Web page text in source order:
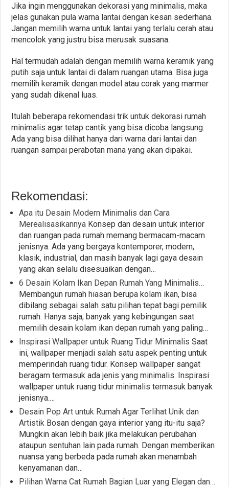
Jika ingin menggunakan dekorasi yang minimalis, maka
jelas gunakan pula warna lantai dengan kesan sederhana.
Jangan memilih warna untuk lantai yang terlalu cerah atau
mencolok yang justru bisa merusak suasana.
Hal termudah adalah dengan memilih warna keramik yang
putih saja untuk lantai di dalam ruangan utama. Bisa juga
memilih keramik dengan model atau corak yang marmer
yang sudah dikenal luas.
Itulah beberapa rekomendasi trik untuk dekorasi rumah
minimalis agar tetap cantik yang bisa dicoba langsung.
Ada yang bisa dilihat hanya dari warna dari lantai dan
ruangan sampai perabotan mana yang akan dipakai.
Rekomendasi:
Apa itu Desain Modern Minimalis dan Cara
Merealisasikannya Konsep dan desain untuk interior
dan ruangan pada rumah memang bermacam-macam
jenisnya. Ada yang bergaya kontemporer, modern,
klasik, industrial, dan masih banyak lagi gaya desain
yang akan selalu disesuaikan dengan…
6 Desain Kolam Ikan Depan Rumah Yang Minimalis…
Membangun rumah hiasan berupa kolam ikan, bisa
dibilang sebagai salah satu pilihan tepat bagi pemilik
rumah. Hanya saja, banyak yang kebingungan saat
memilih desain kolam ikan depan rumah yang paling…
Inspirasi Wallpaper untuk Ruang Tidur Minimalis Saat
ini, wallpaper menjadi salah satu aspek penting untuk
memperindah ruang tidur. Konsep wallpaper sangat
beragam termasuk ada jenis yang minimalis. Inspirasi
wallpaper untuk ruang tidur minimalis termasuk banyak
jenisnya.…
Desain Pop Art untuk Rumah Agar Terlihat Unik dan
Artistik Bosan dengan gaya interior yang itu-itu saja?
Mungkin akan lebih baik jika melakukan perubahan
ataupun sentuhan lain pada rumah. Dengan memberikan
nuansa yang berbeda pada rumah akan menambah
kenyamanan dan…
Pilihan Warna Cat Rumah Bagian Luar yang Elegan dan…